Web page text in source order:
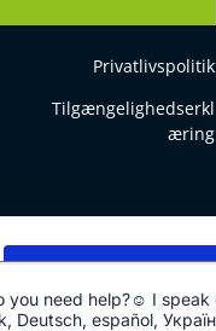
Privatlivspolitik
Tilgængelighedserkl
æring